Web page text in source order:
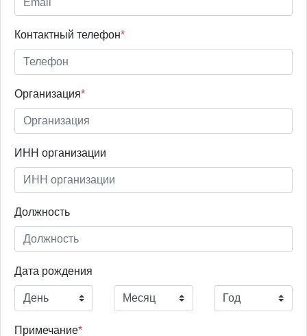
Контактный телефон*
Организация*
ИНН организации
Должность
Дата рождения
Примечание*